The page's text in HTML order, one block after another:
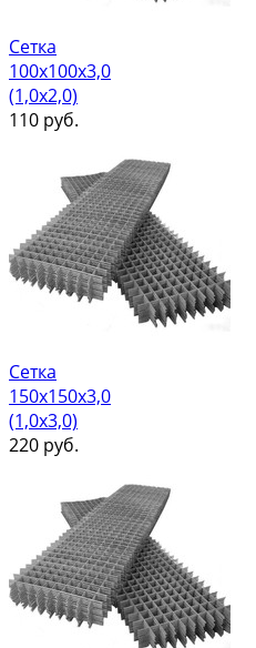
Сетка
100х100х3,0
(1,0х2,0)
110 руб.
Сетка
150х150х3,0
(1,0х3,0)
220 руб.